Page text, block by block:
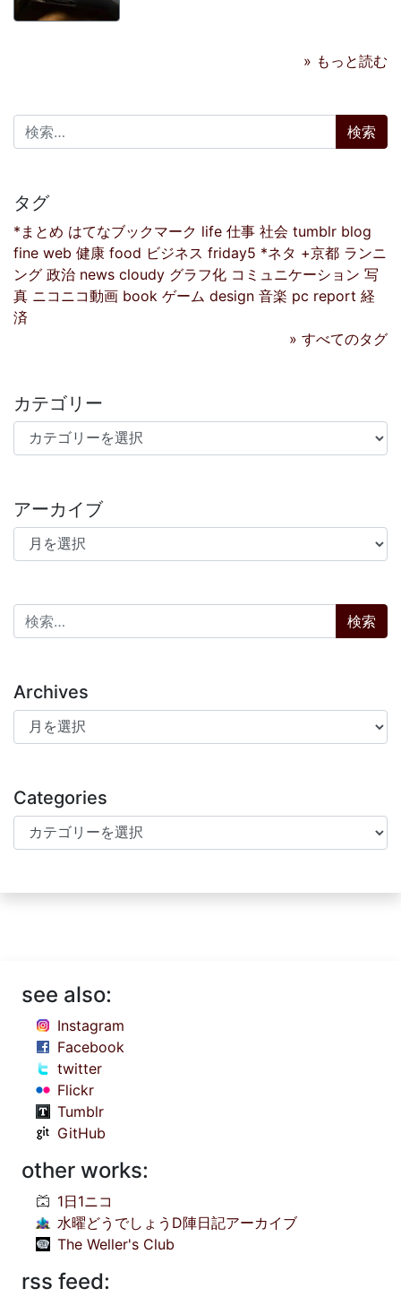
» もっと読む
検索:
タグ
*まとめ はてなブックマーク life 仕事 社会 tumblr blog
fine web 健康 food ビジネス friday5 *ネタ +京都 ランニ
ング 政治 news cloudy グラフ化 コミュニケーション 写
真 ニコニコ動画 book ゲーム design 音楽 pc report 経
済
» すべてのタグ
カテゴリー
カテゴリー
アーカイブ
アーカイブ
検索:
Archives
Archives
Categories
Categories
see also:
Instagram
Facebook
twitter
Flickr
Tumblr
GitHub
other works:
1日1ニコ
水曜どうでしょうD陣日記アーカイブ
The Weller's Club
rss feed: